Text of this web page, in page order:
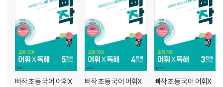
05 사잇소리 현상
빠작 초등 국어 어휘X
빠작 초등 국어 어휘X
빠작 초등 국어 어휘X